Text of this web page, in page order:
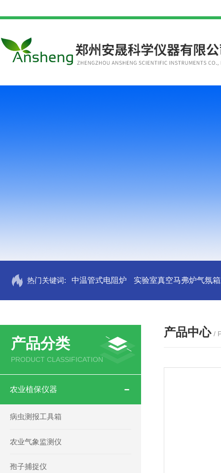
热门关键词: 中温管式电阻炉 实验室真空马弗炉气氛
产品分类
PRODUCT CLASSIFICATION
农业植保仪器
病虫测报工具箱
农业气象监测仪
孢子捕捉仪
产品中心 /